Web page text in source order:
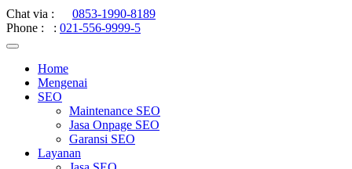
Chat via :
0853-1990-8189
Phone :
: 021-556-9999-5
Home
Mengenai
SEO
Maintenance SEO
Jasa Onpage SEO
Garansi SEO
Layanan